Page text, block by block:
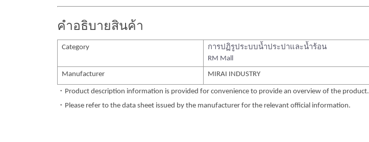
คำอธิบายสินค้า
Category
การปฏิรูประบบน้ำประปาและน้ำร้อน
RM Mall
Manufacturer MIRAI INDUSTRY
・Product description information is provided for convenience to provide an overview of the product.
・Please refer to the data sheet issued by the manufacturer for the relevant official information.